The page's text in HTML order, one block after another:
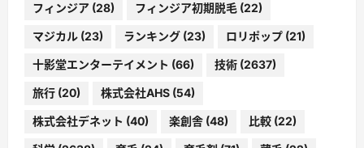
フィンジア (28) フィンジア初期脱毛 (22)
マジカル (23) ランキング (23) ロリポップ (21)
十影堂エンターテイメント (66) 技術 (2637)
旅行 (20) 株式会社AHS (54)
株式会社デネット (40) 楽創舎 (48) 比較 (22)